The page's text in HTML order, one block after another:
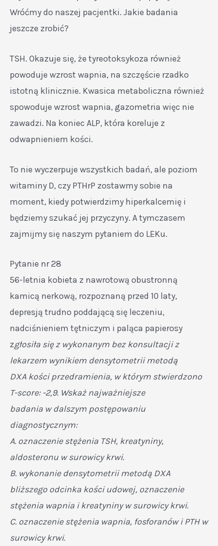
Wróćmy do naszej pacjentki. Jakie badania
jeszcze zrobić?
TSH. Okazuje się, że tyreotoksykoza również
powoduje wzrost wapnia, na szczęście rzadko
istotną klinicznie. Kwasica metaboliczna również
spowoduje wzrost wapnia, gazometria więc nie
zawadzi. Na koniec ALP, która koreluje z
odwapnieniem kości.
To nie wyczerpuje wszystkich badań, ale poziom
witaminy D, czy PTHrP zostawmy sobie na
moment, kiedy potwierdzimy hiperkalcemię i
będziemy szukać jej przyczyny. A tymczasem
zajmijmy się naszym pytaniem do LEKu.
Pytanie nr 28
56-letnia kobieta z nawrotową obustronną
kamicą nerkową, rozpoznaną przed 10 laty,
depresją trudno poddającą się leczeniu,
nadciśnieniem tętniczym i paląca papierosy
zgłosiła się z wykonanym bez konsultacji z
lekarzem wynikiem densytometrii metodą
DXA kości przedramienia, w którym stwierdzono
T-score: -2,9. Wskaż najważniejsze
badania w dalszym postępowaniu
diagnostycznym:
A. oznaczenie stężenia TSH, kreatyniny,
aldosteronu w surowicy krwi.
B. wykonanie densytometrii metodą DXA
bliższego odcinka kości udowej, oznaczenie
stężenia wapnia i kreatyniny w surowicy krwi.
C. oznaczenie stężenia wapnia, fosforanów i PTH w
surowicy krwi.